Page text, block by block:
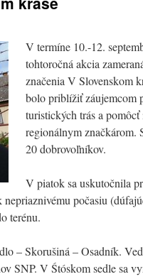
V termíne 10.-12.
tohtoročná akcia
značenia V Slovenskom
bolo priblížiť záujemcom
turistických trás a
regionálnym značkárom.
20 dobrovoľníkov.
V piatok sa uskutočnila
počasiu
terénu.
– Skorušiná – Osadník.
SNP. V Śtóskom sedle sa